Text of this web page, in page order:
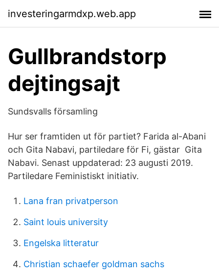
investeringarmdxp.web.app
Gullbrandstorp
dejtingsajt
Sundsvalls församling
Hur ser framtiden ut för partiet? Farida al-Abani
och Gita Nabavi, partiledare för Fi, gästar Gita
Nabavi. Senast uppdaterad: 23 augusti 2019.
Partiledare Feministiskt initiativ.
Lana fran privatperson
Saint louis university
Engelska litteratur
Christian schaefer goldman sachs